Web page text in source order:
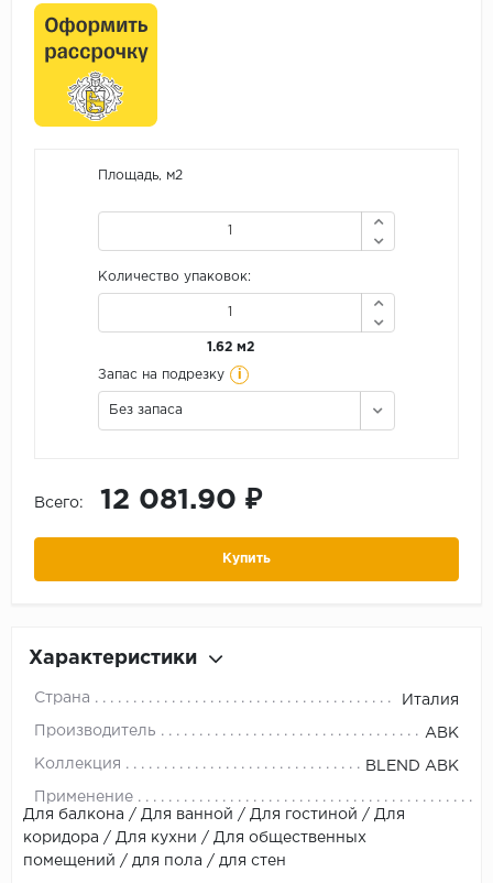
Площадь, м2
Количество упаковок:
1.62 м2
Запас на подрезку i
Без запаса
Всего: 12 081.90 ₽
Купить
Характеристики
Страна Италия
Производитель ABK
Коллекция BLEND ABK
Применение
Для балкона / Для ванной / Для гостиной / Для
коридора / Для кухни / Для общественных
помещений / для пола / для стен